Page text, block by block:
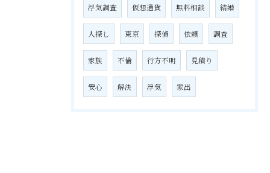
浮気調査 仮想通貨 無料相談 結婚
人探し 東京 探偵 依頼 調査
家族 不倫 行方不明 見積り
安心 解決 浮気 家出